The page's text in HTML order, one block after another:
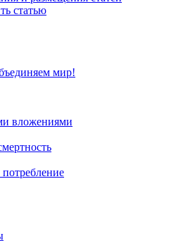
статью
мир!
вложениями